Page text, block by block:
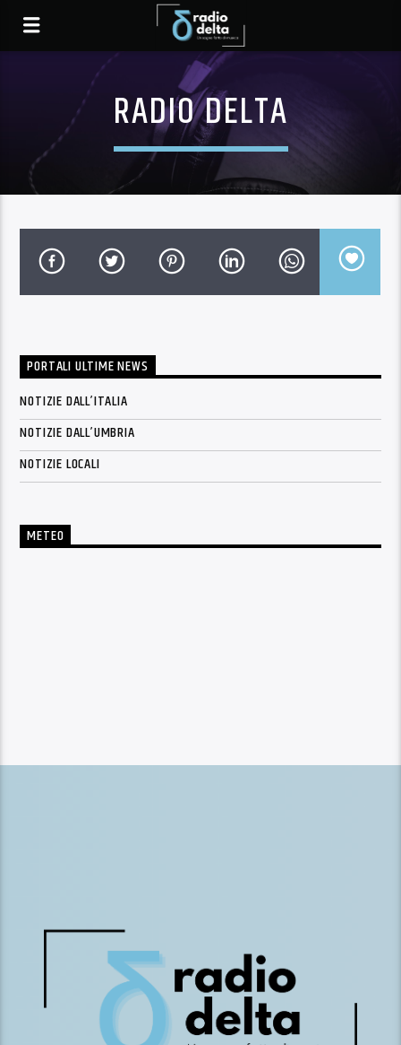
RADIO DELTA
PORTALI ULTIME NEWS
NOTIZIE DALL’ITALIA
NOTIZIE DALL’UMBRIA
NOTIZIE LOCALI
METEO